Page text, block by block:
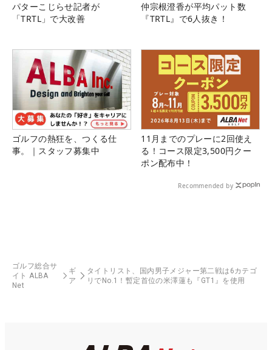
パターこじらせ記者が
「TRTL」で大改善
仲宗根澄香が平均パット数
『TRTL』で6人抜き！
ゴルフの熱狂を、つくる仕
事。｜スタッフ募集中
11月までのプレーに2回使え
る！コース限定3,500円クー
ポン配布中！
Recommended by
ゴルフ総合サ
イト ALBA
Net
ギ
ア
タイトリスト、国内男子メジャー第二戦は6カテゴ
リでNo.1！暫定首位の米澤蓮も『GT1』を使用